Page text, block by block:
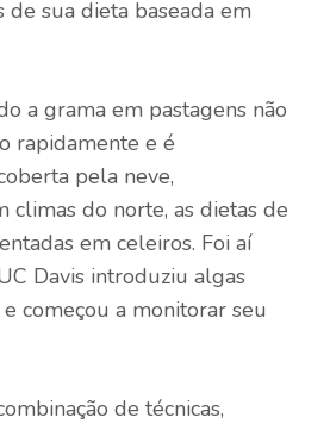
sua dieta baseada em
a grama em pastagens não
rapidamente e é
pela neve,
climas do norte, as dietas de
em celeiros. Foi aí
Davis introduziu algas
começou a monitorar seu
de técnicas,